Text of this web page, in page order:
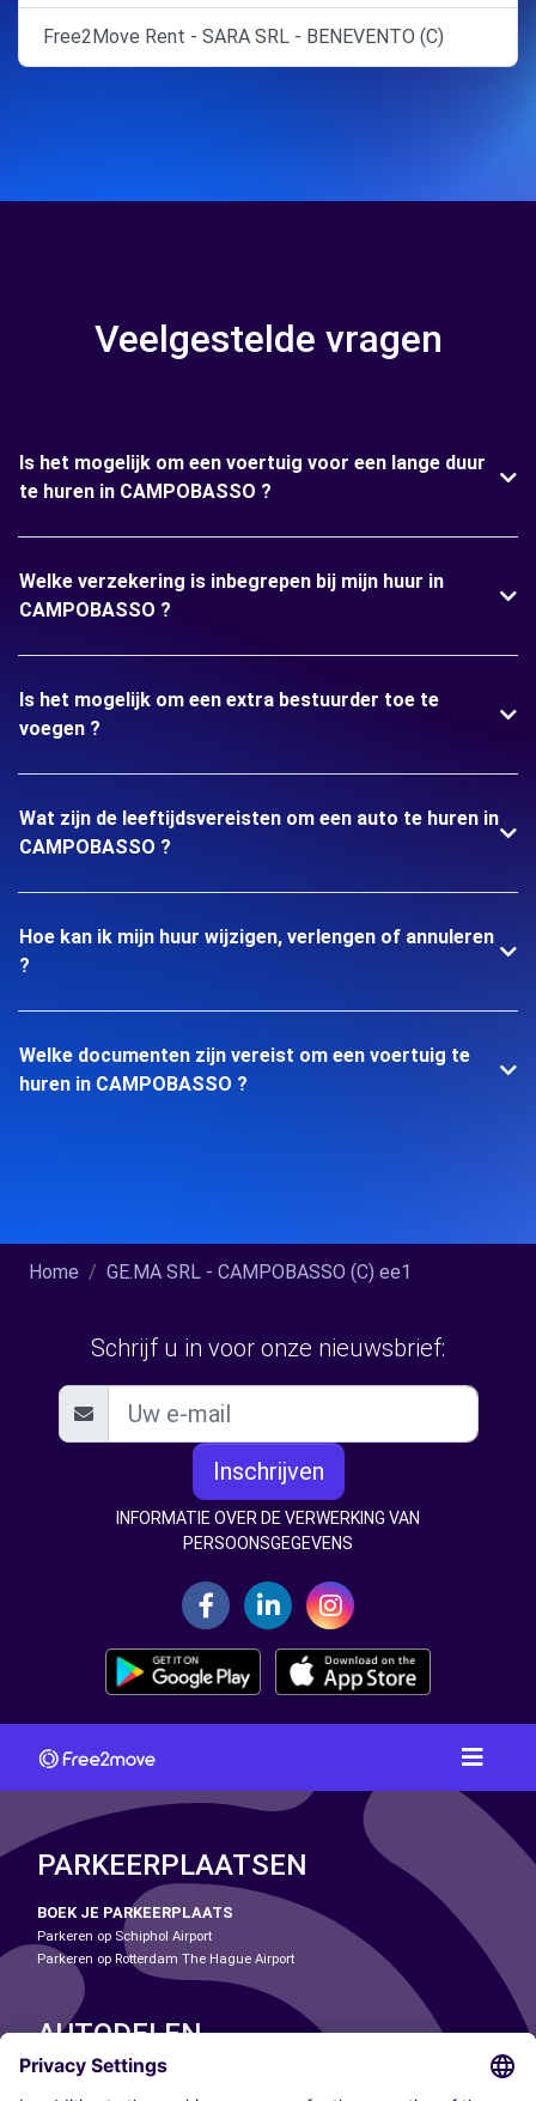
Free2Move Rent - SARA SRL - BENEVENTO (C)
Veelgestelde vragen
Is het mogelijk om een voertuig voor een lange duur
te huren in CAMPOBASSO ?
Welke verzekering is inbegrepen bij mijn huur in
CAMPOBASSO ?
Is het mogelijk om een extra bestuurder toe te
voegen ?
Wat zijn de leeftijdsvereisten om een auto te huren in
CAMPOBASSO ?
Hoe kan ik mijn huur wijzigen, verlengen of annuleren
?
Welke documenten zijn vereist om een voertuig te
huren in CAMPOBASSO ?
Home GE.MA SRL - CAMPOBASSO (C) ee1
Schrijf u in voor onze nieuwsbrief:
Inschrijven
INFORMATIE OVER DE VERWERKING VAN
PERSOONSGEGEVENS
PARKEERPLAATSEN
BOEK JE PARKEERPLAATS
Parkeren op Schiphol Airport
Parkeren op Rotterdam The Hague Airport
AUTODELEN
ONZE STEDEN